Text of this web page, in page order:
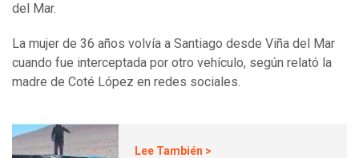
del Mar.
La mujer de 36 años volvía a Santiago desde Viña del Mar
cuando fue interceptada por otro vehículo, según relató la
madre de Coté López en redes sociales.
Lee También >